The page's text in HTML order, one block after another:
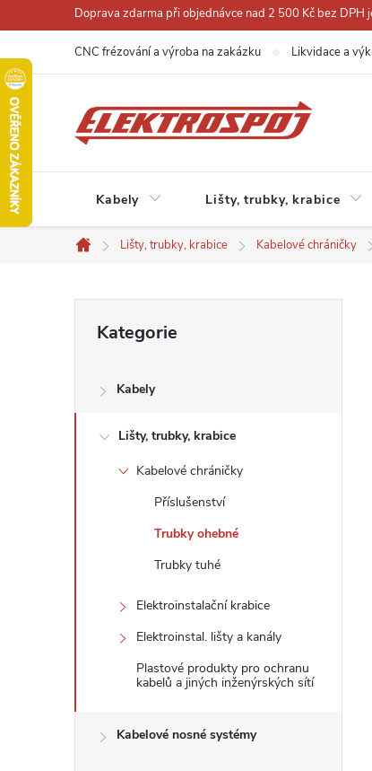
na
obsah
Doprava zdarma při objednávce nad 2 500 Kč bez
CNC frézování a výroba na zakázku Likvidace a
Kabely Lišty, trubky, krabice
Domů
Lišty, trubky, krabice Kabelové chráničky
s
p
kategorie
Kategorie
Kabely
Lišty, trubky, krabice
Kabelové chráničky
Příslušenství
Trubky ohebné
Trubky tuhé
Elektroinstalační krabice
Elektroinstal. lišty a kanály
Plastové produkty pro ochranu
kabelů a jiných inženýrských sítí
Kabelové nosné systémy